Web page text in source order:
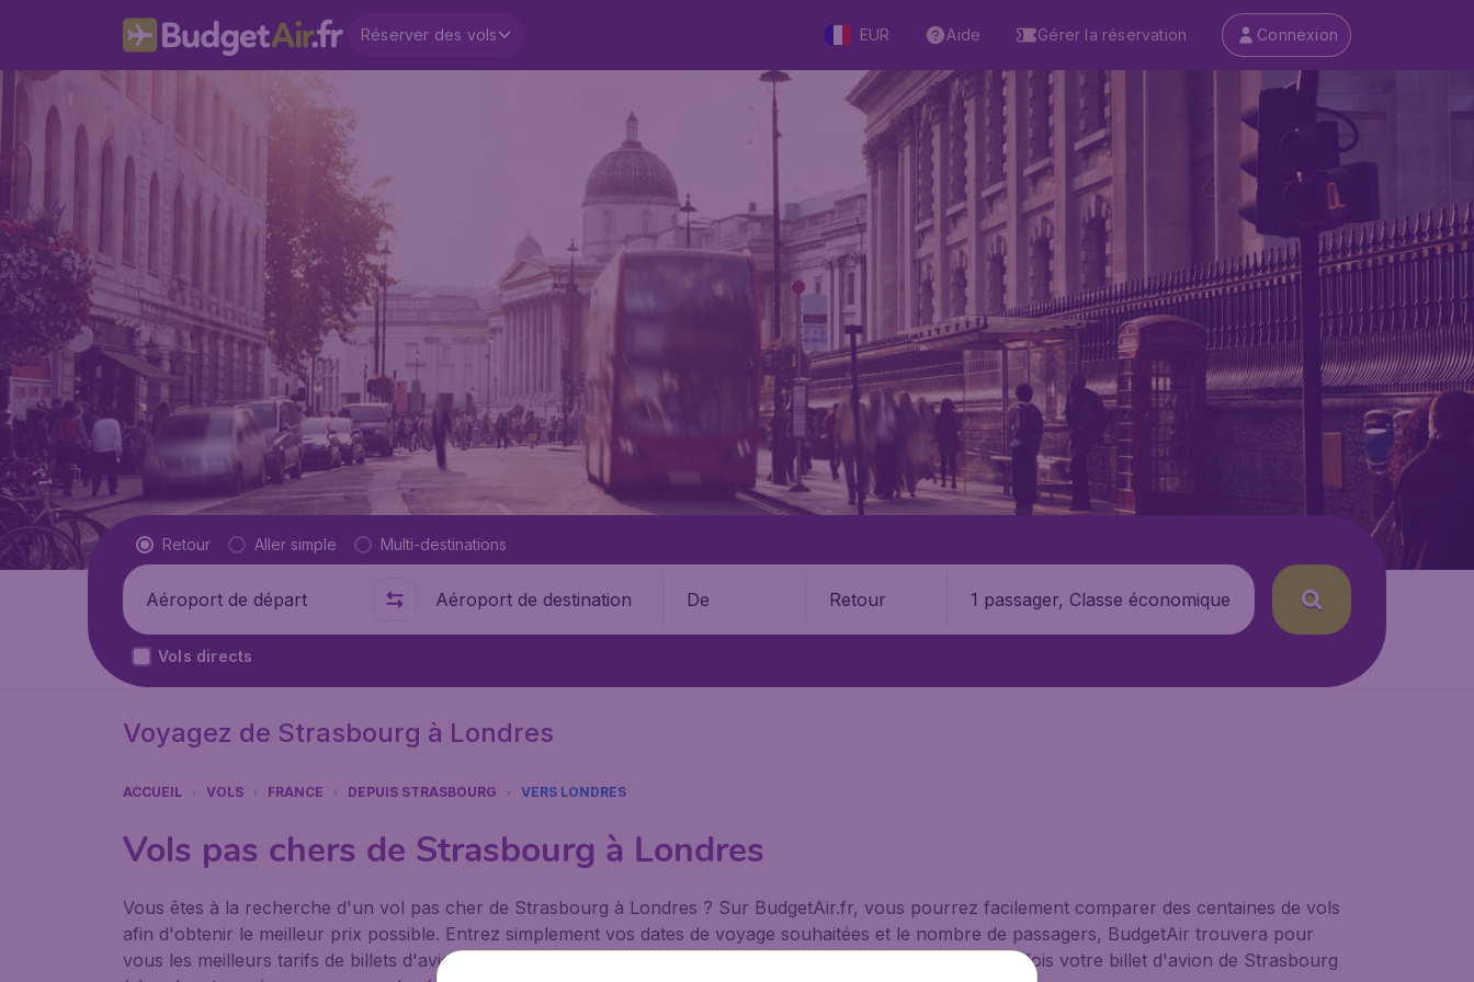
Réserver des vols EUR Aide Gérer la réservation Connexion
Type de vol
Retour Aller simple Multi-destinations
Départ de Où De Retour 1 passager, Classe économique
Vols directs
Voyagez de Strasbourg à Londres
ACCUEIL VOLS FRANCE DEPUIS STRASBOURG VERS LONDRES
Vols pas chers de Strasbourg à Londres
Vous êtes à la recherche d'un vol pas cher de Strasbourg à Londres ? Sur BudgetAir.fr, vous pourrez facilement comparer des centaines de vols
afin d'obtenir le meilleur prix possible. Entrez simplement vos dates de voyage souhaitées et le nombre de passagers, BudgetAir trouvera pour
vous les meilleurs tarifs de billets d'avion possibles, en comparant les offres de compagnies aériennes. Une fois votre billet d'avion de Strasbourg